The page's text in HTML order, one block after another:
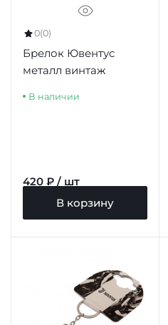
0(0)
Брелок Ювентус
металл винтаж
В наличии
420 ₽ / шт
В корзину